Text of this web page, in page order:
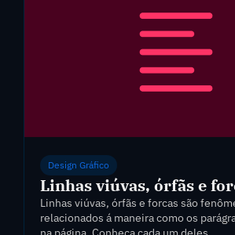
Design Gráfico
Linhas viúvas, órfãs e
Linhas viúvas, órfãs e forcas são
relacionados á maneira como os